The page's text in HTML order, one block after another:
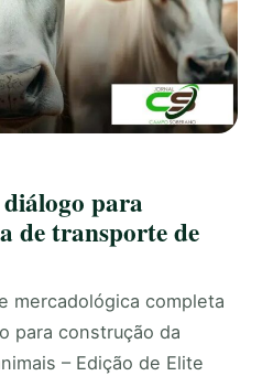
para
de transporte de
mercadológica completa
para construção da
– Edição de Elite